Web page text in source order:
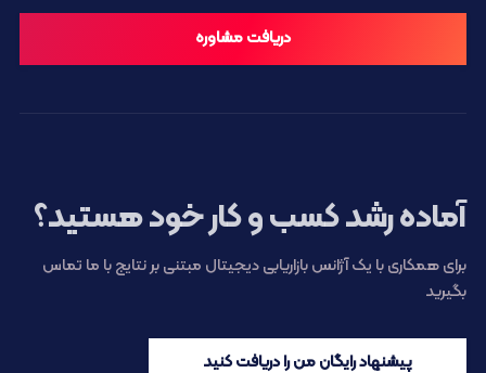
دریافت مشاوره
آماده رشد کسب و کار خود هستید؟
برای همکاری با یک آژانس بازاریابی دیجیتال مبتنی بر نتایج با ما تماس
بگیرید
پیشنهاد رایگان من را دریافت کنید